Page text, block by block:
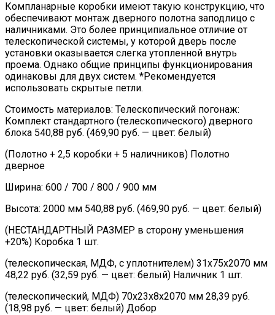
Компланарные коробки имеют такую конструкцию, что
обеспечивают монтаж дверного полотна заподлицо с
наличниками. Это более принципиальное отличие от
телескопической системы, у которой дверь после
установки оказывается слегка утопленной внутрь
проема. Однако общие принципы функционирования
одинаковы для двух систем. *Рекомендуется
использовать скрытые петли.
Стоимость материалов: Телескопический погонаж:
Комплект стандартного (телескопического) дверного
блока 540,88 руб. (469,90 руб. — цвет: белый)
(Полотно + 2,5 коробки + 5 наличников) Полотно
дверное
Ширина: 600 / 700 / 800 / 900 мм
Высота: 2000 мм 540,88 руб. (469,90 руб. — цвет: белый)
(НЕСТАНДАРТНЫЙ РАЗМЕР в сторону уменьшения
+20%) Коробка 1 шт.
(телескопическая, МДФ, с уплотнителем) 31х75х2070 мм
48,22 руб. (32,59 руб. — цвет: белый) Наличник 1 шт.
(телескопический, МДФ) 70х23х8х2070 мм 28,39 руб.
(18,98 руб. — цвет: белый) Добор